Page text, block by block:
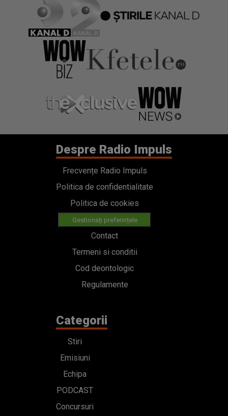
Despre Radio Impuls
Frecvențe Radio Impuls
Politica de confidentialitate
Politica de cookies
Gestionați preferințele
Contact
Termeni si conditii
Cod deontologic
Regulamente
Categorii
Stiri
Emisiuni
Echipa
PODCAST
Concursuri